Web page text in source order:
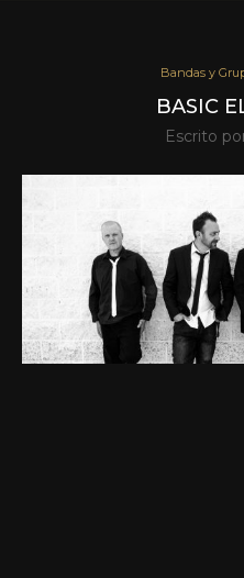
Bandas y
BASIC
Escrito